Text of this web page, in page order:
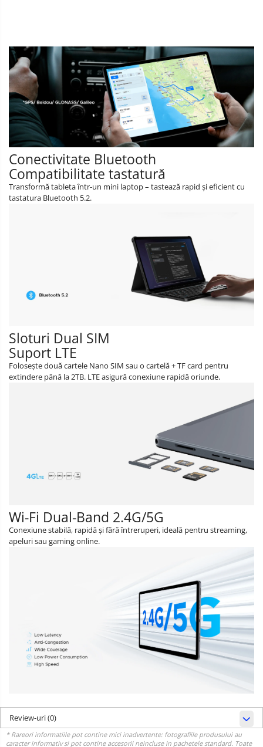
Conectivitate Bluetooth
Compatibilitate tastatură
Transformă tableta într-un mini laptop – tastează rapid și eficient cu
tastatura Bluetooth 5.2.
Sloturi Dual SIM
Suport LTE
Folosește două cartele Nano SIM sau o cartelă + TF card pentru
extindere până la 2TB. LTE asigură conexiune rapidă oriunde.
Wi-Fi Dual-Band 2.4G/5G
Conexiune stabilă, rapidă și fără întreruperi, ideală pentru streaming,
apeluri sau gaming online.
Review-uri(0)